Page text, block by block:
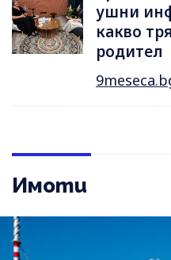
ушни
какво
родител
Имоти